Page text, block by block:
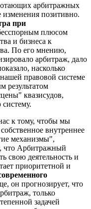
арбитражных
позитивно.
при
плюсом
и бизнеса к
По его мнению,
арбитраж, дало
насколько
правовой системе
результатом
квазисудов,
к тому, чтобы мы
внутреннее
механизмы",
что Арбитражный
свою деятельность и
приоритетной и
он прогнозирует, что
только
задачей